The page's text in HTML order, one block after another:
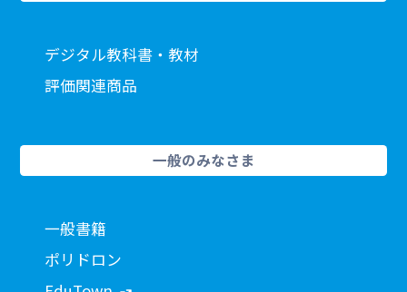
デジタル教科書・教材
評価関連商品
一般のみなさま
一般書籍
ポリドロン